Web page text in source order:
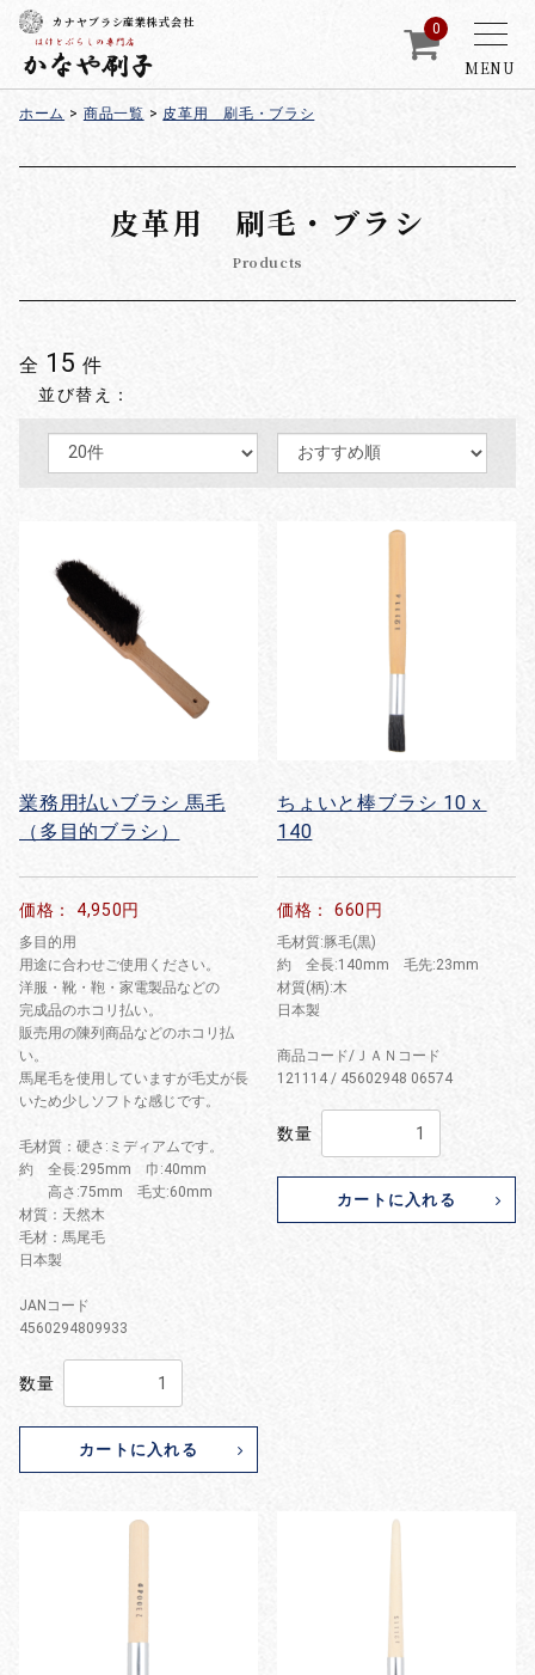
MENU
カナヤブラシ産業株式会社 0
ホーム > 商品一覧 > 皮革用 刷毛・ブラシ
皮革用 刷毛・ブラシ
Products
全 15 件
並び替え：
業務用払いブラシ 馬毛
（多目的ブラシ）
価格： 4,950円
多目的用
用途に合わせご使用ください。
洋服・靴・鞄・家電製品などの
完成品のホコリ払い。
販売用の陳列商品などのホコリ払
い。
馬尾毛を使用していますが毛丈が長
いため少しソフトな感じです。
毛材質：硬さ:ミディアムです。
約 全長:295mm 巾:40mm
高さ:75mm 毛丈:60mm
材質：天然木
毛材：馬尾毛
日本製
JANコード
4560294809933
数量
カートに入れる
ちょいと棒ブラシ 10ｘ
140
価格： 660円
毛材質:豚毛(黒)
約 全長:140mm 毛先:23mm
材質(柄):木
日本製
商品コード/ＪＡＮコード
121114 / 45602948 06574
数量
カートに入れる